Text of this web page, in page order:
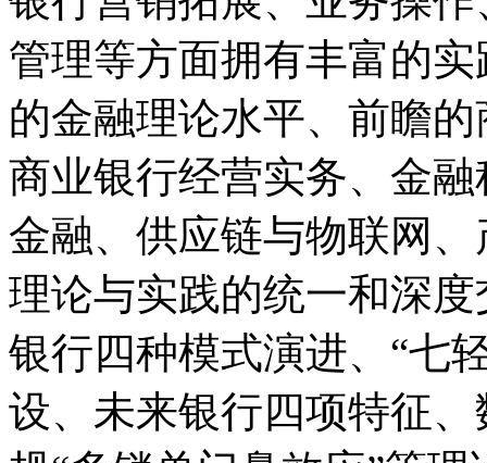
管理等方面拥有丰富的
的金融理论水平、前瞻
商业银行经营实务、金
金融、供应链与物联网
理论与实践的统一和深
银行四种模式演进、“七
设、未来银行四项特征